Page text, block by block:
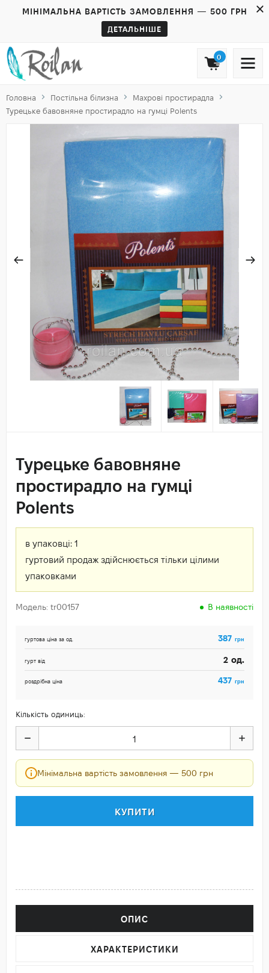
МІНІМАЛЬНА ВАРТІСТЬ ЗАМОВЛЕННЯ — 500 ГРН
ДЕТАЛЬНІШЕ
0
Головна Постільна білизна
Махрові простирадла
Турецьке бавовняне простирадло на гумці Polents
Турецьке бавовняне
простирадло на гумці
Polents
в упаковці: 1
гуртовий продаж здійснюється тільки цілими
упаковками
Модель: tr00157 В наявності
гуртова ціна за од. 387 грн
гурт від 2 од.
роздрібна ціна 437 грн
Кількість одиниць:
Мінімальна вартість замовлення — 500 грн
КУПИТИ
ОПИС
ХАРАКТЕРИСТИКИ